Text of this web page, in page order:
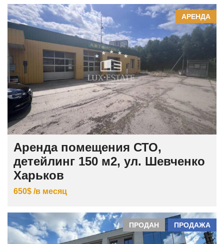
АРЕНДА
Аренда помещения СТО,
детейлинг 150 м2, ул. Шевченко
Харьков
650$ /в месяц
ПРОДАЖА
ПРОДАН